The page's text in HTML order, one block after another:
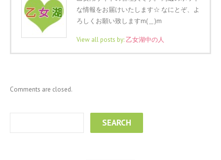
な情報をお届けいたします☆ なにとぞ、よ
ろしくお願い致しますm(＿)m
View all posts by:乙女湖中の人
Comments are closed.